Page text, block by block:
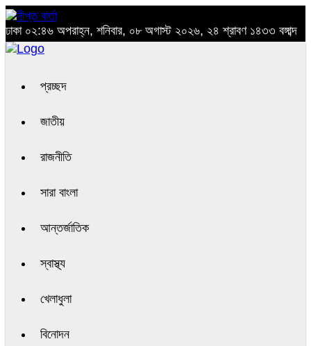
ঢাকা ০২:৪৬ অপরাহ্ন, শনিবার, ০৮ অগাস্ট ২০২৬, ২৪ শ্রাবণ ১৪৩৩ বঙ্গাব্দ
প্রচ্ছদ
জাতীয়
রাজনীতি
সারা বাংলা
আন্তর্জাতিক
স্বাস্থ্য
খেলাধুলা
বিনোদন